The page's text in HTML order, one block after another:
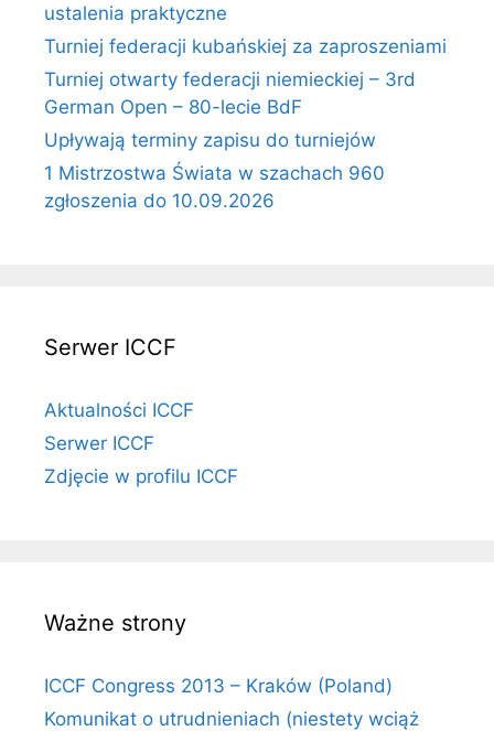
ustalenia praktyczne
Turniej federacji kubańskiej za zaproszeniami
Turniej otwarty federacji niemieckiej – 3rd
German Open – 80-lecie BdF
Upływają terminy zapisu do turniejów
1 Mistrzostwa Świata w szachach 960
zgłoszenia do 10.09.2026
Serwer ICCF
Aktualności ICCF
Serwer ICCF
Zdjęcie w profilu ICCF
Ważne strony
ICCF Congress 2013 – Kraków (Poland)
Komunikat o utrudnieniach (niestety wciąż